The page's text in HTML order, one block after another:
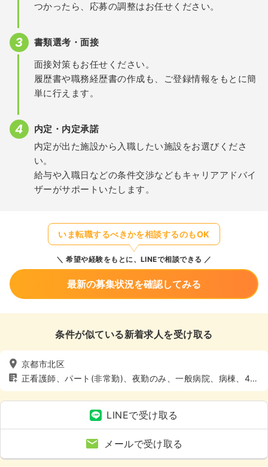
つかったら、応募の調整はお任せください。
書類選考・面接
面接対策もお任せください。
履歴書や職務経歴書の作成も、ご登録情報をもとに簡
単に行えます。
内定・内定承諾
内定が出た施設から入職したい施設をお選びくださ
い。
給与や入職日などの条件交渉などもキャリアアドバイ
ザーがサポートいたします。
いま転職するべきかを相談するのもOK
希望や経験をもとに、LINEで相談できる
最新の募集状況を確認してみる
条件が似ている新着求人を受け取る
京都市北区
正看護師、パート(非常勤)、夜勤のみ、一般病院、病棟、4週
8休以上
LINEで受け取る
メールで受け取る